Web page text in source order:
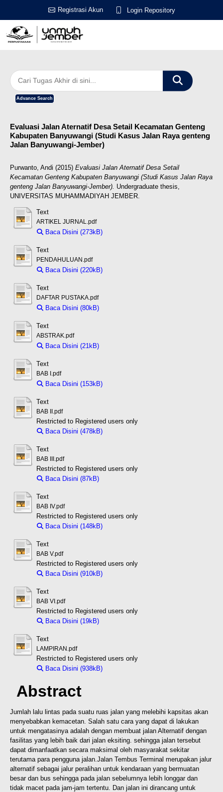
Registrasi Akun Login Repository
Advance Search
Evaluasi Jalan Aternatif Desa Setail Kecamatan Genteng
Kabupaten Banyuwangi (Studi Kasus Jalan Raya genteng
Jalan Banyuwangi-Jember)
Purwanto, Andi (2015) Evaluasi Jalan Aternatif Desa Setail
Kecamatan Genteng Kabupaten Banyuwangi (Studi Kasus Jalan Raya
genteng Jalan Banyuwangi-Jember). Undergraduate thesis,
UNIVERSITAS MUHAMMADIYAH JEMBER.
Text
ARTIKEL JURNAL.pdf
Baca Disini (273kB)
Text
PENDAHULUAN.pdf
Baca Disini (220kB)
Text
DAFTAR PUSTAKA.pdf
Baca Disini (80kB)
Text
ABSTRAK.pdf
Baca Disini (21kB)
Text
BAB I.pdf
Baca Disini (153kB)
Text
BAB II.pdf
Restricted to Registered users only
Baca Disini (478kB)
Text
BAB III.pdf
Restricted to Registered users only
Baca Disini (87kB)
Text
BAB IV.pdf
Restricted to Registered users only
Baca Disini (148kB)
Text
BAB V.pdf
Restricted to Registered users only
Baca Disini (910kB)
Text
BAB VI.pdf
Restricted to Registered users only
Baca Disini (19kB)
Text
LAMPIRAN.pdf
Restricted to Registered users only
Baca Disini (938kB)
Abstract
Jumlah lalu lintas pada suatu ruas jalan yang melebihi kapsitas akan
menyebabkan kemacetan. Salah satu cara yang dapat di lakukan
untuk mengatasinya adalah dengan membuat jalan Alternatif dengan
fasilitas yang lebih baik dari jalan eksiting. sehingga jalan tersebut
dapat dimanfaatkan secara maksimal oleh masyarakat sekitar
terutama para pengguna jalan. Jalan Tembus Terminal merupakan jalur
alternatif sebagai jalur peralihan untuk kendaraan yang bermuatan
besar dan bus sehingga pada jalan sebelumnya lebih longgar dan
tidak macet pada jam-jam tertentu. Dan jalan ini dirancang untuk